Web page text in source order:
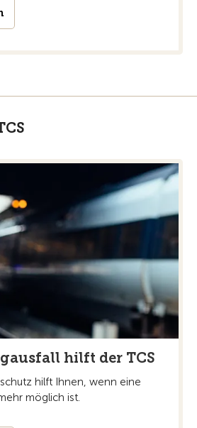
hilft der TCS
hilft Ihnen, wenn eine
möglich ist.